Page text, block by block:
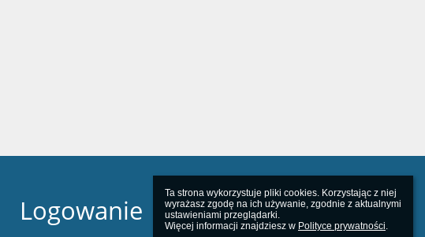
Ta strona wykorzystuje pliki cookies. Korzystając z niej
wyrażasz zgodę na ich używanie, zgodnie z aktualnymi
ustawieniami przeglądarki.
Więcej informacji znajdziesz w Polityce prywatności.
Logowanie